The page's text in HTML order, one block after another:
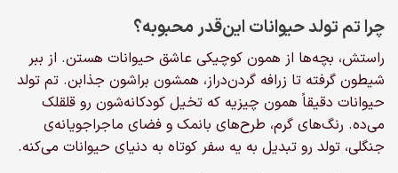
چرا تم تولد حیوانات این‌قدر محبوبه؟
راستش، بچه‌ها از همون کوچیکی عاشق حیوانات هستن. از ببر
شیطون گرفته تا زرافه گردن‌دراز، همشون براشون جذابن. تم تولد
حیوانات دقیقاً همون چیزیه که تخیل کودکانه‌شون رو قلقلک
می‌ده. رنگ‌های گرم، طرح‌های بانمک و فضای ماجراجویانه‌ی
جنگلی، تولد رو تبدیل به یه سفر کوتاه به دنیای حیوانات می‌کنه.